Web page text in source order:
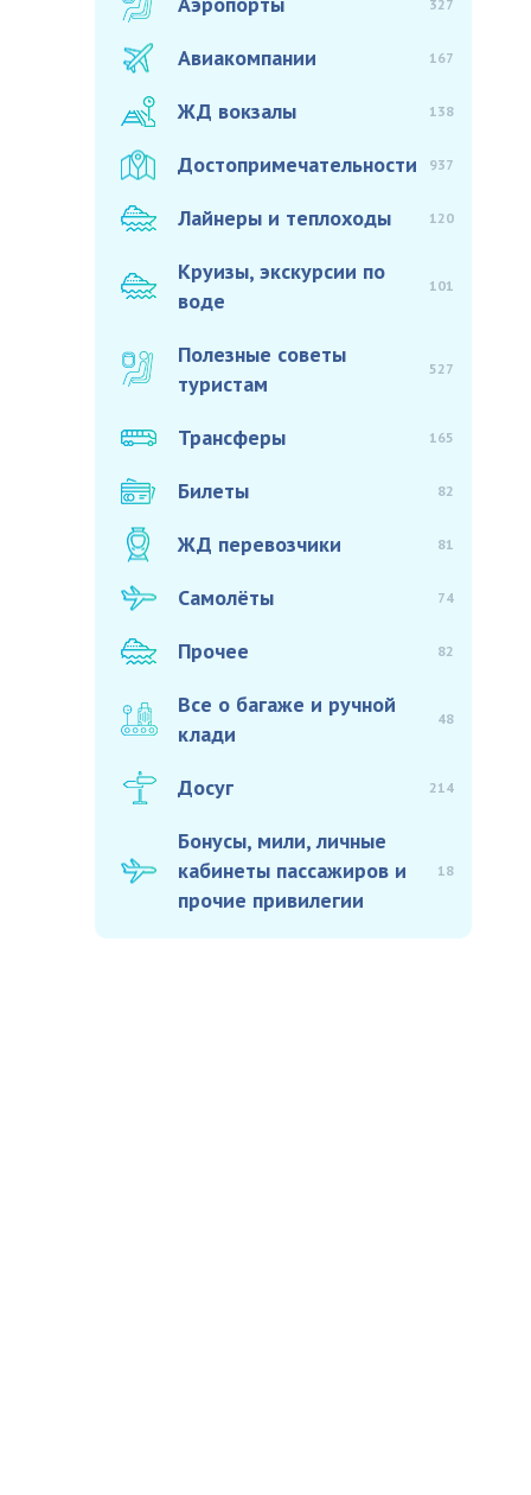
327
Авиакомпании 167
ЖД вокзалы 138
Достопримечательности 937
Лайнеры и теплоходы 120
Круизы, экскурсии по
воде
101
Полезные советы
туристам
527
Трансферы 165
Билеты 82
ЖД перевозчики 81
Самолёты 74
Прочее 82
Все о багаже и ручной
клади
48
Досуг 214
Бонусы, мили, личные
кабинеты пассажиров и
прочие привилегии
18